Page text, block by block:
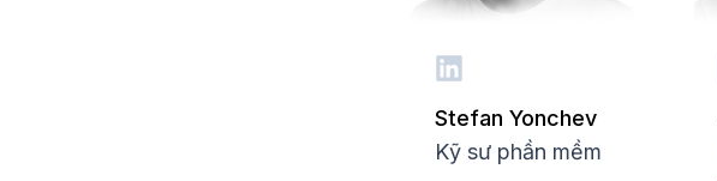
Stefan Yonchev
Kỹ sư phần mềm